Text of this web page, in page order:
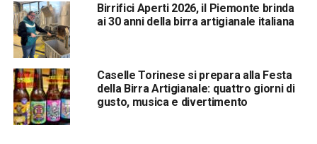
Birrifici Aperti 2026, il Piemonte brinda
ai 30 anni della birra artigianale italiana
Caselle Torinese si prepara alla Festa
della Birra Artigianale: quattro giorni di
gusto, musica e divertimento